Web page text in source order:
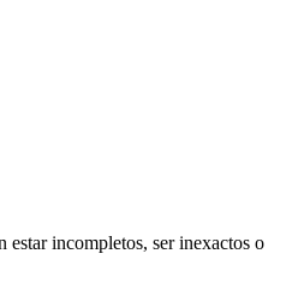
incompletos, ser inexactos o